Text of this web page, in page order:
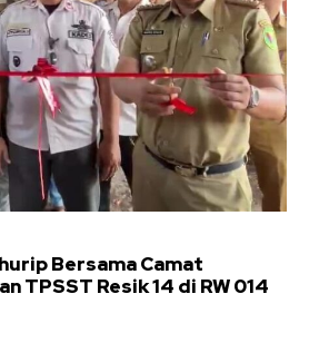
Bersama Camat
TPSST Resik 14 di RW 014